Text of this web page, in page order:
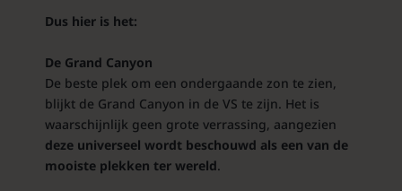
Dus hier is het:
De Grand Canyon
De beste plek om een ​​ondergaande zon te zien,
blijkt de Grand Canyon in de VS te zijn. Het is
waarschijnlijk geen grote verrassing, aangezien
deze universeel wordt beschouwd als een van de
mooiste plekken ter wereld.